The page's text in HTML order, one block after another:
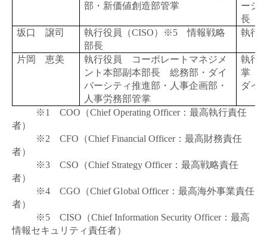
部・新価値創造部管掌
ーシ
長
坂口 譲司
執行役員（CISO）※5 情報戦略
部長
執行
片岡 恵美
執行役員 コーポレートマネジメ
ント本部副本部長 総務部・ダイ
バーシティ推進部・人事企画部・
人事労務部管掌
執行
掌
ダイ
※1 COO （Chief Operating Officer：最高執行責任
者）
※2 CFO （Chief Financial Officer：最高財務責任
者）
※3 CSO （Chief Strategy Officer：最高戦略責任
者）
※4 CGO （Chief Global Officer：最高海外事業責任
者）
※5 CISO （Chief Information Security Officer：最高
情報セキュリティ責任者）